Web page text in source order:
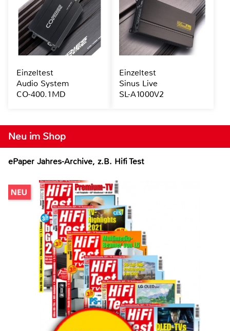
Neu im Shop
ePaper Jahres-Archive, z.B. Hifi Test
Einzeltest
Audio System
CO-400.1MD
Einzeltest
Sinus Live
SL-A1000V2